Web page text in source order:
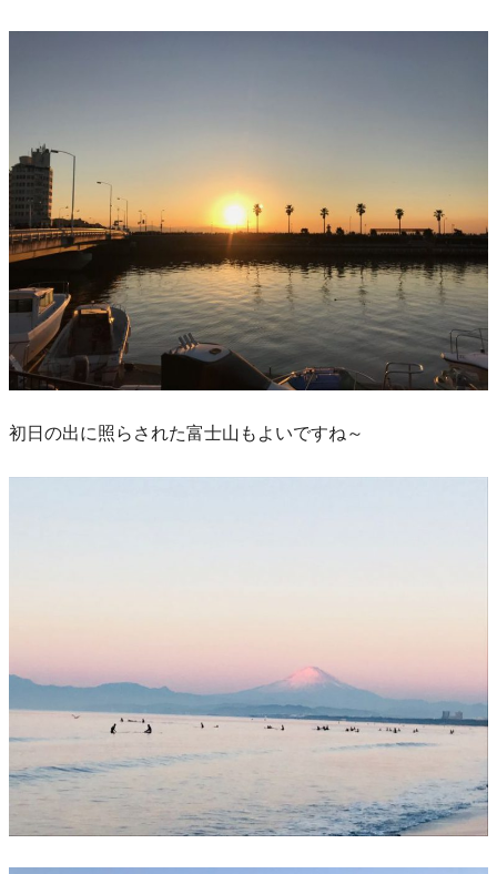
初日の出に照らされた富士山もよいですね～